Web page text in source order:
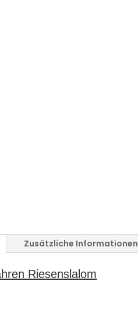
Zusätzliche Informationen
Riesenslalom